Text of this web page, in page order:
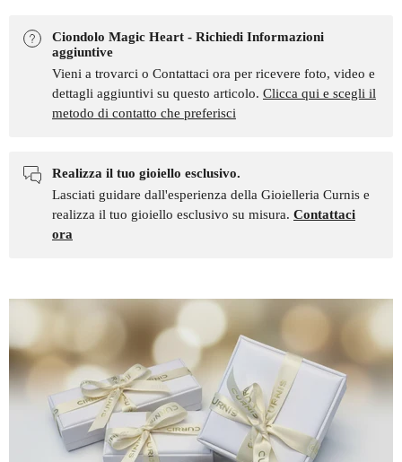
Ciondolo Magic Heart - Richiedi Informazioni
aggiuntive
Vieni a trovarci o Contattaci ora per ricevere foto, video e
dettagli aggiuntivi su questo articolo. Clicca qui e scegli il
metodo di contatto che preferisci
Realizza il tuo gioiello esclusivo.
Lasciati guidare dall'esperienza della Gioielleria Curnis e
realizza il tuo gioiello esclusivo su misura. Contattaci
ora